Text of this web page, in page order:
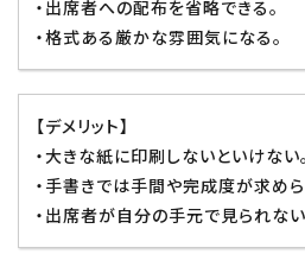
・出席者への配布を省略できる。
・格式ある厳かな雰囲気になる。
【デメリット】
・大きな紙に印刷しないといけない。
・手書きでは手間や完成度が求めら
・出席者が自分の手元で見られない